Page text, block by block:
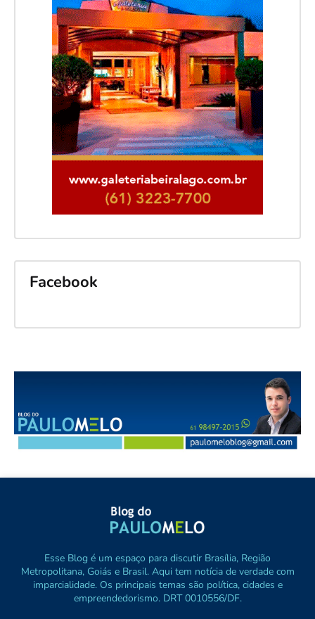
Facebook
Esse Blog é um espaço para discutir Brasília, Região
Metropolitana, Goiás e Brasil. Aqui tem notícia de verdade com
imparcialidade. Os principais temas são política, cidades e
empreendedorismo. DRT 0010556/DF.